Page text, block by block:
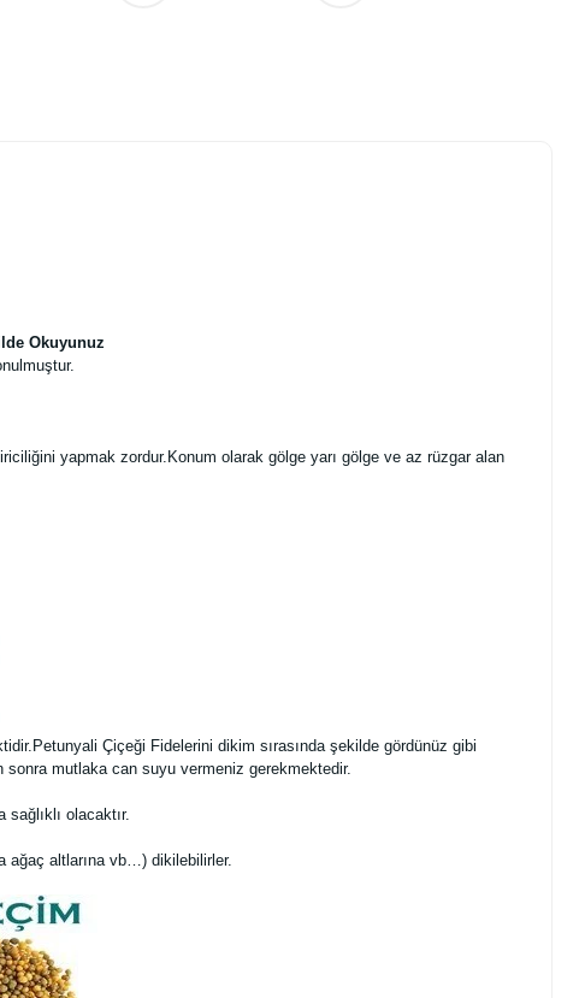
Okuyunuz
yapmak zordur.Konum olarak gölge yarı gölge ve az rüzgar alan
Çiçeği Fidelerini dikim sırasında şekilde gördünüz gibi
sonra mutlaka can suyu vermeniz gerekmektedir.
olacaktır.
ağaç altlarına vb…) dikilebilirler.